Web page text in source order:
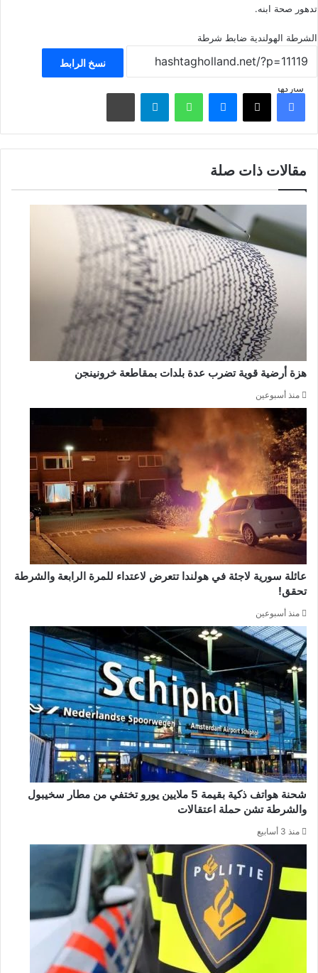
تدهور صحة ابنه.
الشرطة الهولندية ضابط شرطة
نسخ الرابط
شاركهافيسبوك ‫X ماسنجر واتساب تيلقرام مشاركة عبر البريد
مقالات ذات صلة
هزة أرضية قوية تضرب عدة بلدات بمقاطعة خرونينجن
منذ أسبوعين
عائلة سورية لاجئة في هولندا تتعرض لاعتداء للمرة الرابعة والشرطة
تحقق!
منذ أسبوعين
شحنة هواتف ذكية بقيمة 5 ملايين يورو تختفي من مطار سخيبول
والشرطة تشن حملة اعتقالات
منذ 3 أسابيع